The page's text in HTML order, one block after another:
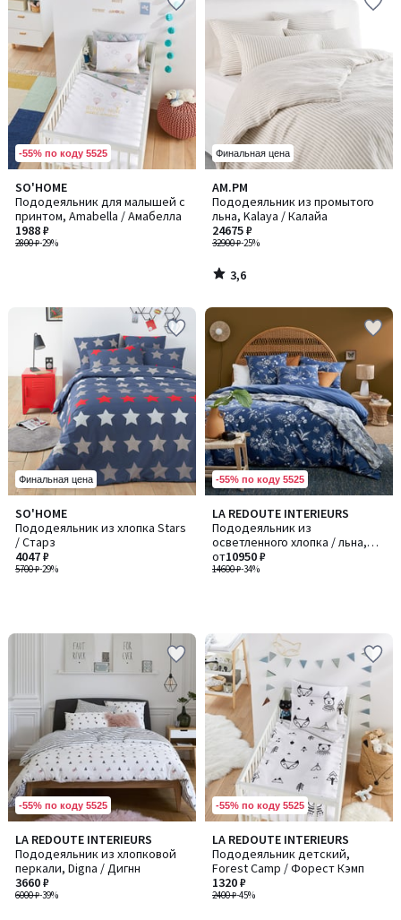
-55% по коду 5525
SO'HOME
Пододеяльник для малышей с
принтом, Amabella / Амабелла
2800 ₽-29%
1988 ₽
Финальная цена
AM.PM
Пододеяльник из промытого
льна, Kalaya / Калайа
32900 ₽-25%
24675 ₽
3,6
/ 5
3,6
/
Финальная цена
SO'HOME
Пододеяльник из хлопка Stars
/ Старз
5700 ₽-29%
4047 ₽
-55% по коду 5525
LA REDOUTE INTERIEURS
Пододеяльник из
осветленного хлопка / льна,
Balina / Балина
14600 ₽-34%
от10950 ₽
-55% по коду 5525
LA REDOUTE INTERIEURS
Пододеяльник из хлопковой
перкали, Digna / Дигнн
6000 ₽-39%
3660 ₽
-55% по коду 5525
LA REDOUTE INTERIEURS
Пододеяльник детский,
Forest Camp / Форест Кэмп
2400 ₽-45%
1320 ₽